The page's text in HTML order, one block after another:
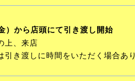
）から店頭にて引き渡し開始
上、来店
引き渡しに時間をいただく場合あり